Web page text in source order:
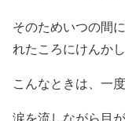
そのためいつの間
れたころにけんか
こんなときは、一
涙を流しながら目が